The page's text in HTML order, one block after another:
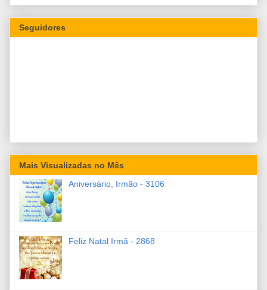
Seguidores
Mais Visualizadas no Mês
Aniversário, Irmão - 3106
Feliz Natal Irmã - 2868